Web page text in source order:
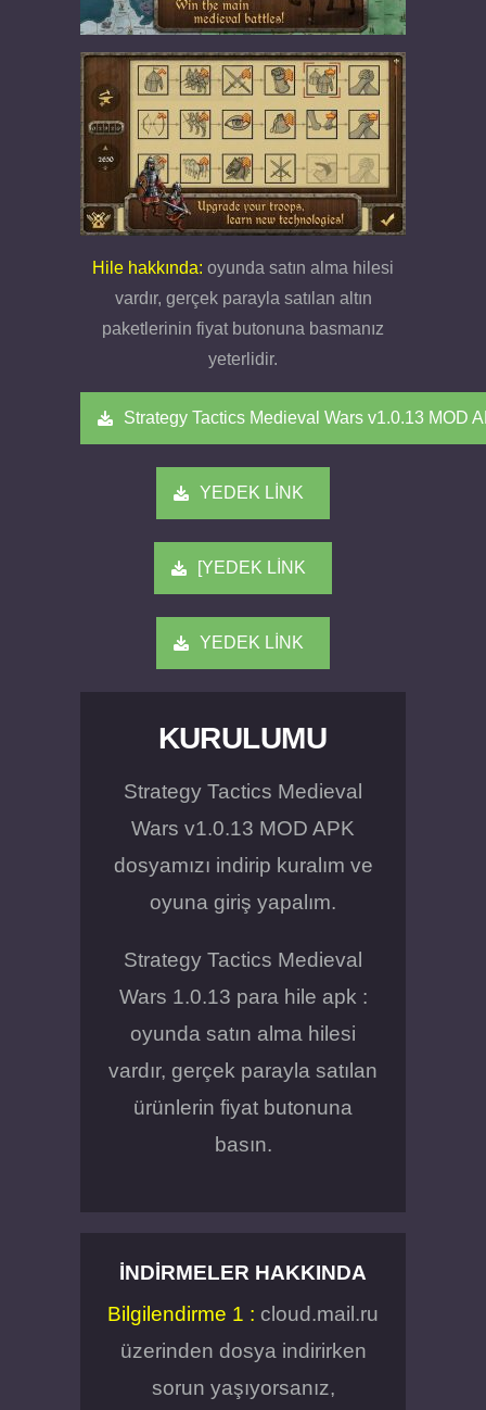
Hile hakkında: oyunda satın alma hilesi
vardır, gerçek parayla satılan altın
paketlerinin fiyat butonuna basmanız
yeterlidir.
Strategy Tactics Medieval Wars v1.0.13 MOD
YEDEK LİNK
[YEDEK LİNK
YEDEK LİNK
KURULUMU
Strategy Tactics Medieval
Wars v1.0.13 MOD APK
dosyamızı indirip kuralım ve
oyuna giriş yapalım.
Strategy Tactics Medieval
Wars 1.0.13 para hile apk :
oyunda satın alma hilesi
vardır, gerçek parayla satılan
ürünlerin fiyat butonuna
basın.
İNDIRMELER HAKKINDA
Bilgilendirme 1 : cloud.mail.ru
üzerinden dosya indirirken
sorun yaşıyorsanız,